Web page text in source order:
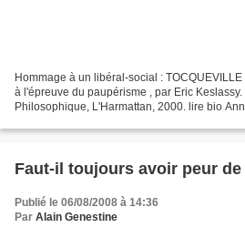
Hommage à un libéral-social :
à l'épreuve du paupérisme , par Eric
Philosophique, L'Harmattan, 2000. lire bio
Faut-il toujours avoir peur
Publié le 06/08/2008 à 14:36
Par Alain Genestine